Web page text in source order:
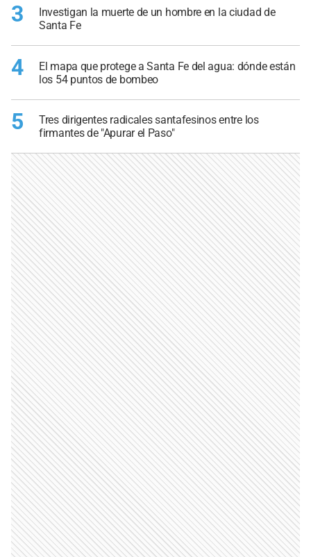
3
Investigan la muerte de un hombre en la ciudad de
Santa Fe
4
El mapa que protege a Santa Fe del agua: dónde están
los 54 puntos de bombeo
5
Tres dirigentes radicales santafesinos entre los
firmantes de "Apurar el Paso"